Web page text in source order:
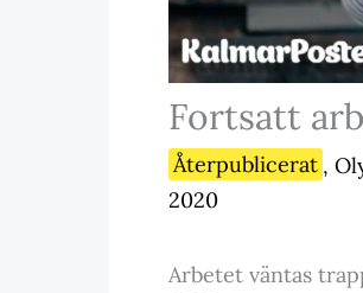
Fortsatt
Återpublicerat ,
2020
Arbetet väntas